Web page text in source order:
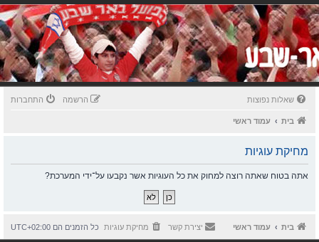
שאלות נפוצות התחברות הרשמה
בית עמוד ראשי
מחיקת עוגיות
אתה בטוח שאתה רוצה למחוק את כל העוגיות אשר נקבעו על־ידי המערכת?
בית עמוד ראשי כל הזמנים הם UTC+02:00 מחיקת עוגיות יצירת קשר